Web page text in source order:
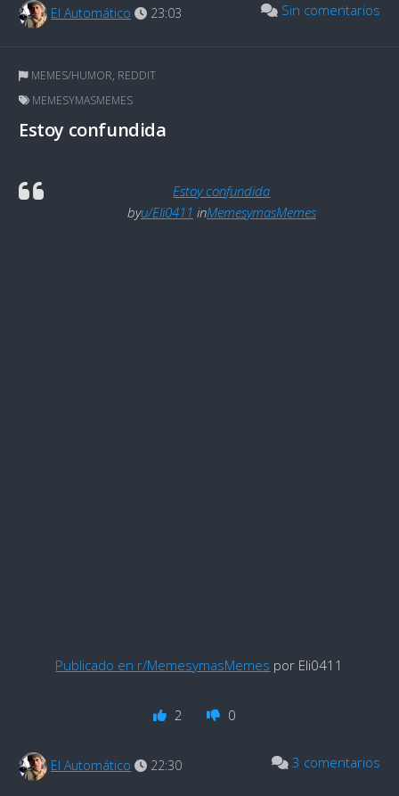
El Automático 23:03 Sin comentarios
MEMES/HUMOR, REDDIT
MEMESYMASMEMES
Estoy confundida
Estoy confundida
byu/Eli0411 inMemesymasMemes
Publicado en r/MemesymasMemes por Eli0411
2 0
El Automático 22:30 3 comentarios